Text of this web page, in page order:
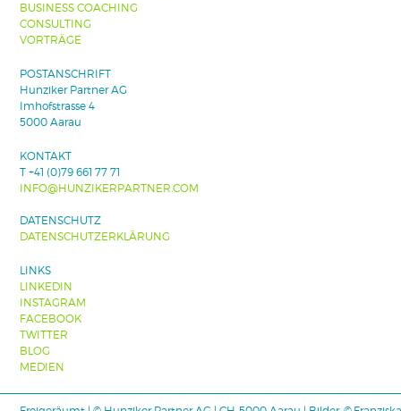
BUSINESS COACHING
CONSULTING
VORTRÄGE
POSTANSCHRIFT
Hunziker Partner AG
Imhofstrasse 4
5000 Aarau
KONTAKT
T +41 (0)79 661 77 71
INFO@HUNZIKERPARTNER.COM
DATENSCHUTZ
DATENSCHUTZERKLÄRUNG
LINKS
LINKEDIN
INSTAGRAM
FACEBOOK
TWITTER
BLOG
MEDIEN